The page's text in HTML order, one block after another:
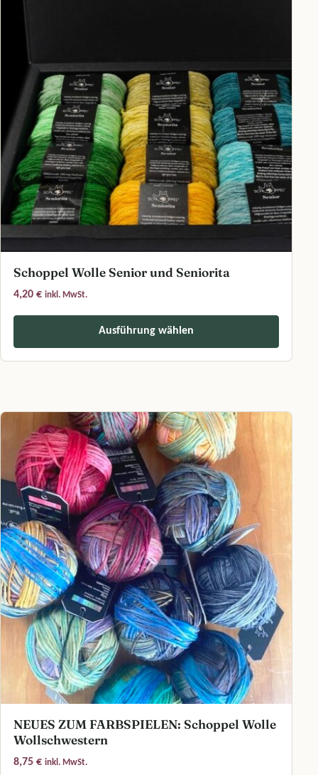
Schoppel Wolle Senior und Seniorita
4,20 € inkl. MwSt.
Ausführung wählen
NEUES ZUM FARBSPIELEN: Schoppel Wolle
Wollschwestern
8,75 € inkl. MwSt.